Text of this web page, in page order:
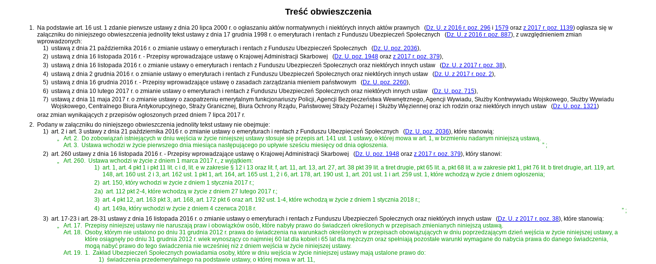
Treść obwieszczenia
1. Na podstawie art. 16 ust. 1 zdanie pierwsze ustawy z dnia 20 lipca 2000 r. o ogłaszaniu aktów normatywnych i niektórych innych aktów prawnych (Dz. U. z 2016 r. poz. 296 i 1579 oraz z 2017 r. poz. 1139) ogłasza się w
załączniku do niniejszego obwieszczenia jednolity tekstustawy z dnia 17 grudnia 1998 r. o emeryturach i rentach z Funduszu Ubezpieczeń Społecznych (Dz. U. z 2016 r. poz. 887), z uwzględnieniem zmian
wprowadzonych:
1) ustawą z dnia 21 października 2016 r. o zmianie ustawy o emeryturach i rentach z Funduszu Ubezpieczeń Społecznych (Dz. U. poz. 2036),
2) ustawą z dnia 16 listopada 2016 r. - Przepisy wprowadzające ustawę o Krajowej Administracji Skarbowej (Dz. U. poz. 1948 oraz z 2017 r. poz. 379),
3) ustawą z dnia 16 listopada 2016 r. o zmianie ustawy o emeryturach i rentach z Funduszu Ubezpieczeń Społecznych oraz niektórych innych ustaw (Dz. U. z 2017 r. poz. 38),
4) ustawą z dnia 2 grudnia 2016 r. o zmianie ustawy o emeryturach i rentach z Funduszu Ubezpieczeń Społecznych oraz niektórych innych ustaw (Dz. U. z 2017 r. poz. 2)
5) ustawą z dnia 16 grudnia 2016 r. - Przepisy wprowadzające ustawę o zasadach zarządzania mieniem państwowym (Dz. U. poz. 2260),
6) ustawą z dnia 10 lutego 2017 r. o zmianie ustawy o emeryturach i rentach z Funduszu Ubezpieczeń Społecznych oraz niektórych innych ustaw (Dz. U. poz. 715)
7) ustawą z dnia 11 maja 2017 r. o zmianie ustawy o zaopatrzeniu emerytalnym funkcjonariuszy Policji, Agencji Bezpieczeństwa Wewnętrznego, Agencji Wywiadu, Służby Kontrwywiadu Wojskowego, Służby Wywiadu
Wojskowego, Centralnego Biura Antykorupcyjnego, Straży Granicznej, Biura Ochrony Rządu, Państwowej Straży Pożarnej i Służby Więziennej oraz ich rodzin oraz niektórych innych ustaw
(Dz. U. poz. 1321)
oraz zmian wynikających z przepisów ogłoszonych przed dniem 7 lipca 2017 r.
2. Podany w załączniku do niniejszego obwieszczenia jednolity tekst ustawy nie obejmuje:
1) art. 2 i art. 3 ustawy z dnia 21 października 2016 r. o zmianie ustawy o emeryturach i rentach z Funduszu Ubezpieczeń Społecznych (Dz. U. poz. 2036), które stanowią:
„
Art. 2. Do zobowiązań istniejących w dniu wejścia w życie niniejszej ustawy stosuje się przepis art. 141 ust. 1 ustawy, o której mowa w art. 1, w brzmieniu nadanym niniejszą ustawą.
Art. 3. Ustawa wchodzi w życie pierwszego dnia miesiąca następującego po upływie sześciu miesięcy od dnia ogłoszenia. ” ;
2) art. 260 ustawy z dnia 16 listopada 2016 r. - Przepisy wprowadzające ustawę o Krajowej Administracji Skarbowej (Dz. U. poz. 1948 oraz z 2017 r. poz. 379) , który stanowi:
Art. 260.
Ustawa wchodzi w życie z dniem 1 marca 2017 r., z wyjątkiem:
1) art. 1, art. 4 pkt 1 i pkt 11 lit. c i d, lit. e w zakresie § 12 i 13 oraz lit. f, art. 11, art. 13, art. 27, art. 38 pkt 39 lit. a tiret drugie, pkt 65 lit. a, pkt 68 lit. a w zakresie pkt 1, pkt 76 lit. b tiret drugie, art. 119, art.
148, art. 160 ust. 2 i 3, art. 162 ust. 1 pkt 1, art. 164, art. 165 ust. 1, 2 i 6, art. 178, art. 190 ust. 1, art. 201 ust. 1 i art. 259 ust. 1, które wchodzą w życie z dniem ogłoszenia;
2) art. 150, który wchodzi w życie z dniem 1 stycznia 2017 r.;
2a) art. 112 pkt 2-4, które wchodzą w życie z dniem 27 lutego 2017 r.;
3) art. 4 pkt 12, art. 163 pkt 3, art. 168, art. 172 pkt 6 oraz art. 192 ust. 1-4, które wchodzą w życie z dniem 1 stycznia 2018 r.;
4) art. 149a, który wchodzi w życie z dniem 4 czerwca 2018 r. ” ;
3) art. 17-23 i art. 28-31 ustawy z dnia 16 listopada 2016 r. o zmianie ustawy o emeryturach i rentach z Funduszu Ubezpieczeń Społecznych oraz niektórych innych ustaw (Dz. U. z 2017 r. poz. 38), które stanowią:
„
Art. 17. Przepisy niniejszej ustawy nie naruszają praw i obowiązków osób, które nabyły prawo do świadczeń określonych w przepisach zmienianych niniejszą ustawą.
Art. 18. Osoby, którym nie ustalono po dniu 31 grudnia 2012 r. prawa do świadczenia na warunkach określonych w przepisach obowiązujących w dniu poprzedzającym dzień wejścia w życie niniejszej ustawy, a
które osiągnęły po dniu 31 grudnia 2012 r. wiek wynoszący co najmniej 60 lat dla kobiet i 65 lat dla mężczyzn oraz spełniają pozostałe warunki wymagane do nabycia prawa do danego świadczenia,
mogą nabyć prawo do tego świadczenia nie wcześniej niż z dniem wejścia w życie niniejszej ustawy.
Art. 19. 1. Zakład Ubezpieczeń Społecznych powiadamia osoby, które w dniu wejścia w życie niniejszej ustawy mają ustalone prawo do:
1) świadczenia przedemerytalnego na podstawie ustawy, o której mowa w art. 11,